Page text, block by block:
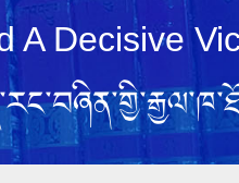
A Decisive